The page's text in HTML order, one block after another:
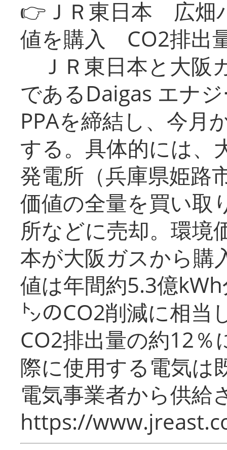
👉ＪＲ東日本 広畑
値を購入 CO2排出
ＪＲ東日本と大阪
であるDaigas エナ
PPAを締結し、今月
する。具体的には、
発電所（兵庫県姫路
価値の全量を買い取
所などに売却。環境
本が大阪ガスから購
値は年間約5.3億
㌧のCO2削減に相当
CO2排出量の約12％
際に使用する電気は
電気事業者から供給
https://